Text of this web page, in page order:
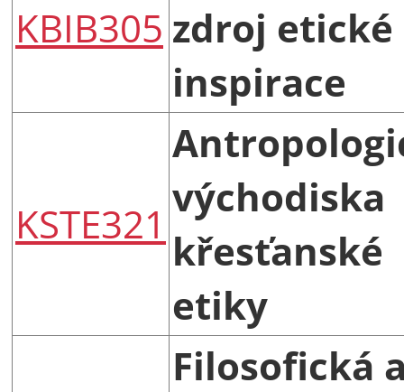
KBIB305 zdroj etické
inspirace
KSTE321
východiska
křesťanské
etiky
Filosofická